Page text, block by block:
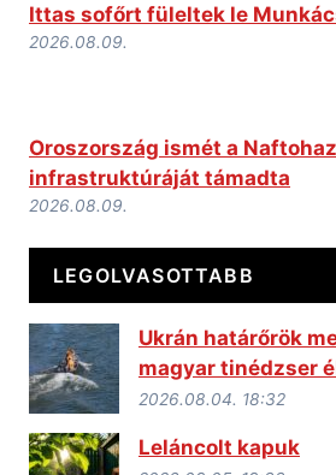
Ittas sofőrt füleltek le
2026.08.09.
Oroszország ismét a Naftohaz
infrastruktúráját támadta
2026.08.09.
LEGOLVASOTTABB
Ukrán határőrök
magyar tinédzser
2026.08.04. 18:32
Leláncolt kapuk